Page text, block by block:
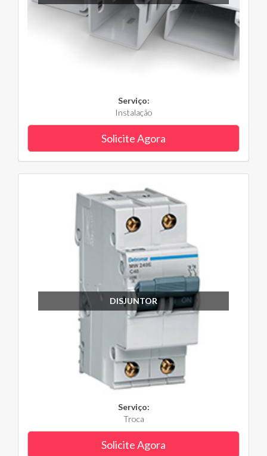
Serviço:
Instalação
Solicite Agora
DISJUNTOR
Serviço:
Troca
Solicite Agora